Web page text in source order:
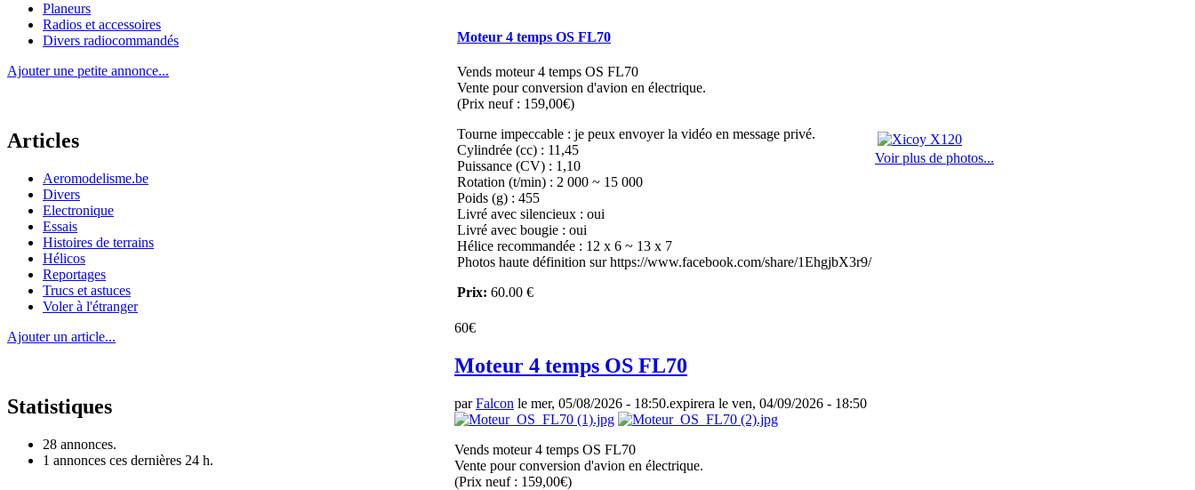
Planeurs
Radios et accessoires
Divers radiocommandés
Ajouter une petite annonce...
Articles
Aeromodelisme.be
Divers
Electronique
Essais
Histoires de terrains
Hélicos
Reportages
Trucs et astuces
Voler à l'étranger
Ajouter un article...
Statistiques
28 annonces.
1 annonces ces dernières 24 h.
Moteur 4 temps OS FL70
Vends moteur 4 temps OS FL70
Vente pour conversion d'avion en électrique.
(Prix neuf : 159,00€)
Tourne impeccable : je peux envoyer la vidéo en message privé.
Cylindrée (cc) : 11,45
Puissance (CV) : 1,10
Rotation (t/min) : 2 000 ~ 15 000
Poids (g) : 455
Livré avec silencieux : oui
Livré avec bougie : oui
Hélice recommandée : 12 x 6 ~ 13 x 7
Photos haute définition sur https://www.facebook.com/share/1EhgjbX3r9/
Prix: 60.00 €
Voir plus de photos...
60€
Moteur 4 temps OS FL70
parFalcon le mer, 05/08/2026 - 18:50.expirera le ven, 04/09/2026 - 18:50
Vends moteur 4 temps OS FL70
Vente pour conversion d'avion en électrique.
(Prix neuf : 159,00€)